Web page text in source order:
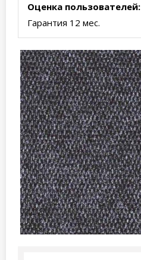
Оценка пользователей:
Гарантия 12 мес.